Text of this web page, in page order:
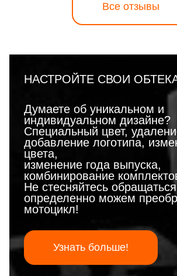
Все отзывы
НАСТРОЙТЕ СВОИ
Думаете об уникальном и
индивидуальном дизайне?
Специальный цвет,
добавление логотипа,
цвета,
изменение года выпуска,
комбинирование
Не стесняйтесь
определенно можем
мотоцикл!
Узнать больше!